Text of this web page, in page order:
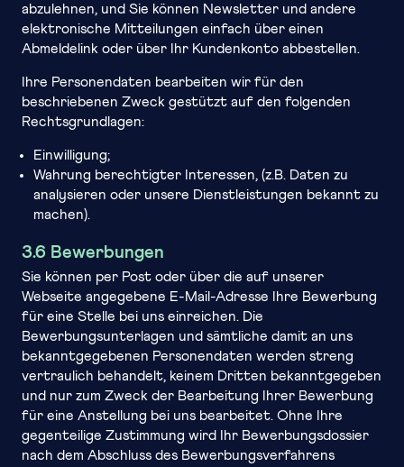
abzulehnen, und Sie können Newsletter und andere
elektronische Mitteilungen einfach über einen
Abmeldelink oder über Ihr Kundenkonto abbestellen.
Ihre Personendaten bearbeiten wir für den
beschriebenen Zweck gestützt auf den folgenden
Rechtsgrundlagen:
Einwilligung;
Wahrung berechtigter Interessen, (z.B. Daten zu
analysieren oder unsere Dienstleistungen bekannt zu
machen).
3.6 Bewerbungen
Sie können per Post oder über die auf unserer
Webseite angegebene E-Mail-Adresse Ihre Bewerbung
für eine Stelle bei uns einreichen. Die
Bewerbungsunterlagen und sämtliche damit an uns
bekanntgegebenen Personendaten werden streng
vertraulich behandelt, keinem Dritten bekanntgegeben
und nur zum Zweck der Bearbeitung Ihrer Bewerbung
für eine Anstellung bei uns bearbeitet. Ohne Ihre
gegenteilige Zustimmung wird Ihr Bewerbungsdossier
nach dem Abschluss des Bewerbungsverfahrens